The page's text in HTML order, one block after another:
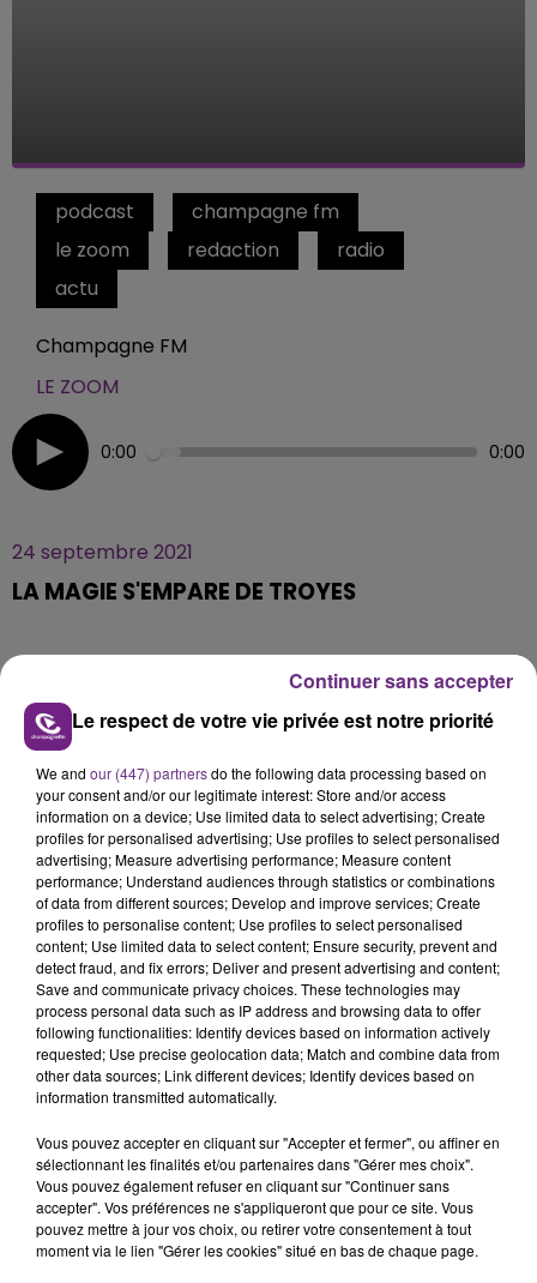
podcast
champagne fm
le zoom
redaction
radio
actu
Champagne FM
LE ZOOM
0:00 0:00
24 septembre 2021
LA MAGIE S'EMPARE DE TROYES
C’est une première dans notre région.
La ville de Troyes accueille le 54ème Congrès français
de l’illusion.
TITRES DIFFUSÉS
10h06
10h06
NAÏKA
10h03
10h03
CHARLIE PUTH FEAT. MEGHAN
Le respect de votre vie privée est notre priorité
We and our (447) partnersdo the following data processing based on
your consent and/or our legitimate interest: Store and/or access
information on a device; Use limited data to select advertising; Create
profiles for personalised advertising; Use profiles to select personalised
advertising; Measure advertising performance; Measure content
performance; Understand audiences through statistics or combinations
of data from different sources; Develop and improve services; Create
profiles to personalise content; Use profiles to select personalised
content; Use limited data to select content; Ensure security, prevent and
detect fraud, and fix errors; Deliver and present advertising and content;
Save and communicate privacy choices. These technologies may
process personal data such as IP address and browsing data to offer
following functionalities: Identify devices based on information actively
requested; Use precise geolocation data; Match and combine data from
other data sources; Link different devices; Identify devices based on
information transmitted automatically.
Vous pouvez accepter en cliquant sur "Accepter et fermer", ou affiner en
sélectionnant les finalités et/ou partenaires dans "Gérer mes choix".
Vous pouvez également refuser en cliquant sur "Continuer sans
accepter". Vos préférences ne s'appliqueront que pour ce site. Vous
pouvez mettre à jour vos choix, ou retirer votre consentement à tout
moment via le lien "Gérer les cookies" situé en bas de chaque page.
Continuer sans accepter